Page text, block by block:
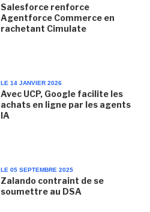
Salesforce renforce
Agentforce Commerce en
rachetant Cimulate
LE 14 JANVIER 2026
Avec UCP, Google facilite les
achats en ligne par les agents
IA
LE 05 SEPTEMBRE 2025
Zalando contraint de se
soumettre au DSA